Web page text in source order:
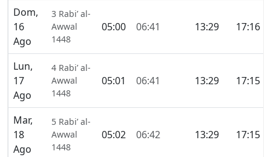
Dom,
16
Ago
3 Rabi’ al-
Awwal
1448
05:00 06:41 13:29 17:16
Lun,
17
Ago
4 Rabi’ al-
Awwal
1448
05:01 06:41 13:29 17:15
Mar,
18
Ago
5 Rabi’ al-
Awwal
1448
05:02 06:42 13:29 17:15